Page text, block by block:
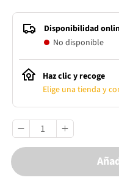
Disponibilidad
No disponible
Haz clic y recoge
Elige una tienda y